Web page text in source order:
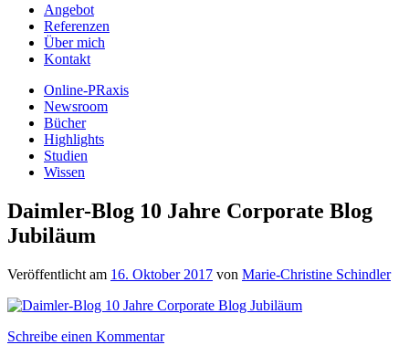
Angebot
Referenzen
Über mich
Kontakt
Online-PRaxis
Newsroom
Bücher
Highlights
Studien
Wissen
Daimler-Blog 10 Jahre Corporate Blog
Jubiläum
Veröffentlicht am 16. Oktober 2017 von Marie-Christine Schindler
Schreibe einen Kommentar